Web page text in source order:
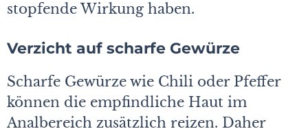
stopfende Wirkung haben.
Verzicht auf scharfe Gewürze
Scharfe Gewürze wie Chili oder Pfeffer
können die empfindliche Haut im
Analbereich zusätzlich reizen. Daher